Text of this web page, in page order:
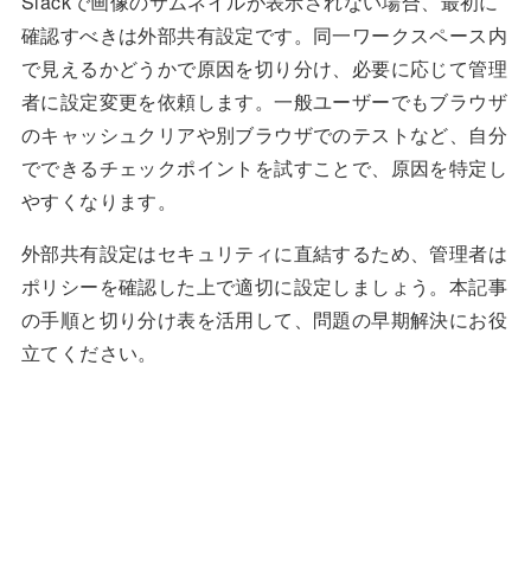
確認すべきは外部共有設定です。同一ワークスペース内
で見えるかどうかで原因を切り分け、必要に応じて管理
者に設定変更を依頼します。一般ユーザーでもブラウザ
のキャッシュクリアや別ブラウザでのテストなど、自分
でできるチェックポイントを試すことで、原因を特定し
やすくなります。
外部共有設定はセキュリティに直結するため、管理者は
ポリシーを確認した上で適切に設定しましょう。本記事
の手順と切り分け表を活用して、問題の早期解決にお役
立てください。